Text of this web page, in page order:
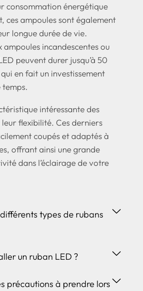
consommation énergétique
ces ampoules sont également
longue durée de vie.
ampoules incandescentes ou
peuvent durer jusqu’à 50
en fait un investissement
temps.
intéressante des
leur flexibilité. Ces derniers
coupés et adaptés à
offrant ainsi une grande
dans l’éclairage de votre
types de rubans
un ruban LED ?
précautions à prendre lors